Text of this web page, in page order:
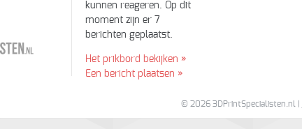
kunnen reageren. Op dit
moment zijn er 7
berichten geplaatst.
Het prikbord bekijken »
Een bericht plaatsen »
© 2026 3DPrintSpecialisten.nl |